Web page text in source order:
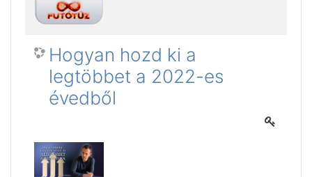
Hogyan hozd ki a
legtöbbet a 2022-es
évedből